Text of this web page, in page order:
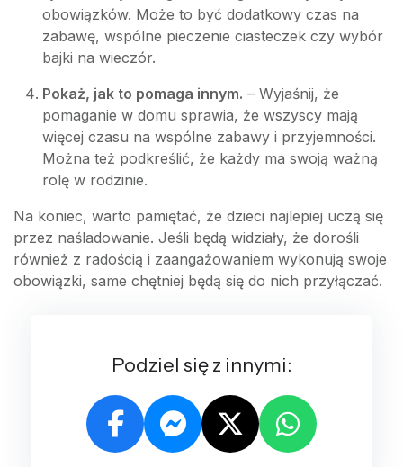
obowiązków. Może to być dodatkowy czas na
zabawę, wspólne pieczenie ciasteczek czy wybór
bajki na wieczór.
Pokaż, jak to pomaga innym. – Wyjaśnij, że
pomaganie w domu sprawia, że wszyscy mają
więcej czasu na wspólne zabawy i przyjemności.
Można też podkreślić, że każdy ma swoją ważną
rolę w rodzinie.
Na koniec, warto pamiętać, że dzieci najlepiej uczą się
przez naśladowanie. Jeśli będą widziały, że dorośli
również z radością i zaangażowaniem wykonują swoje
obowiązki, same chętniej będą się do nich przyłączać.
Podziel się z innymi: